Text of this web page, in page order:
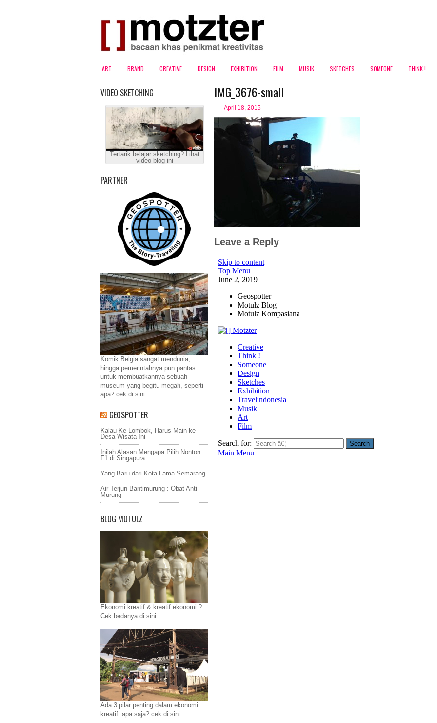
ART BRAND CREATIVE DESIGN EXHIBITION FILM MUSIK SKETCHES SOMEONE THINK !
IMG_3676-small
April 18, 2015
Leave a Reply
VIDEO SKETCHING
Tertarik belajar sketching? Lihat
video blog ini
PARTNER
Komik Belgia sangat mendunia,
hingga pemerintahnya pun pantas
untuk membuatkannya sebuah
museum yang begitu megah, seperti
apa? cek di sini..
GEOSPOTTER
Kalau Ke Lombok, Harus Main ke
Desa Wisata Ini
Inilah Alasan Mengapa Pilih Nonton
F1 di Singapura
Yang Baru dari Kota Lama Semarang
Air Terjun Bantimurung : Obat Anti
Murung
BLOG MOTULZ
Ekonomi kreatif & kreatif ekonomi ?
Cek bedanya di sini..
Ada 3 pilar penting dalam ekonomi
kreatif, apa saja? cek di sini..